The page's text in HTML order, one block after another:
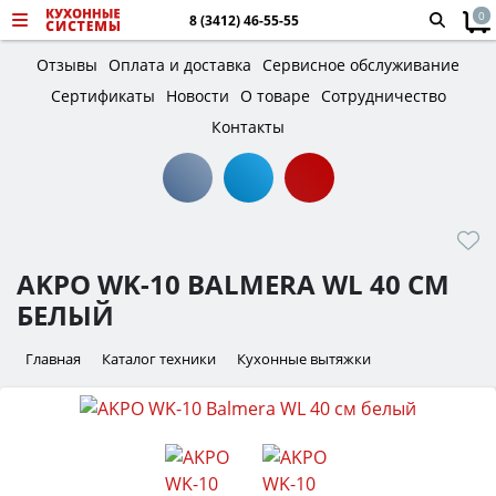
8 (3412) 46-55-55 0
Отзывы Оплата и доставка Сервисное обслуживание
Сертификаты
Новости О товаре Сотрудничество
Контакты
AKPO WK-10 BALMERA WL 40 СМ
БЕЛЫЙ
Главная Каталог техники Кухонные вытяжки